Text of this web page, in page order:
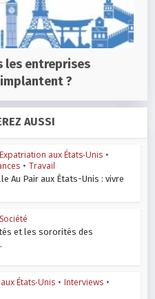
les entreprises
?
AUSSI
Expatriation aux États-Unis •
• Travail
Au Pair aux États-Unis : vivre
Société
et les sororités des
États-Unis • Interviews •